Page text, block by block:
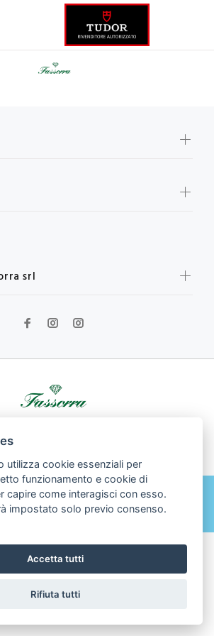
srl
BACK TO TOP
utilizza cookie essenziali per
funzionamento e cookie di
capire come interagisci con esso.
impostato solo previo consenso.
Accetta tutti
Rifiuta tutti